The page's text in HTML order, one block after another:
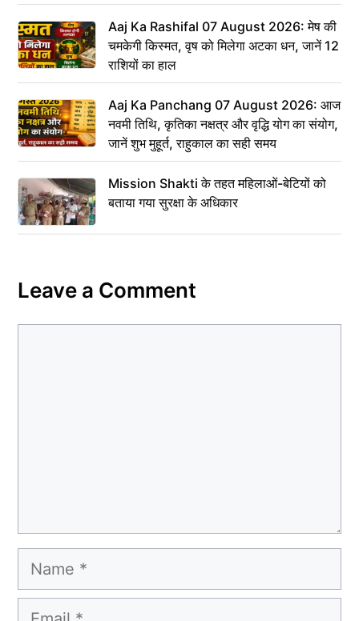
Aaj Ka Rashifal 07 August 2026: मेष की
चमकेगी किस्मत, वृष को मिलेगा अटका धन, जानें 12
राशियों का हाल
Aaj Ka Panchang 07 August 2026: आज
नवमी तिथि, कृतिका नक्षत्र और वृद्धि योग का संयोग,
जानें शुभ मुहूर्त, राहुकाल का सही समय
Mission Shakti के तहत महिलाओं-बेटियों को
बताया गया सुरक्षा के अधिकार
Leave a Comment
Name
Email